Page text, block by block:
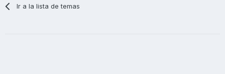
Ir a la lista de temas